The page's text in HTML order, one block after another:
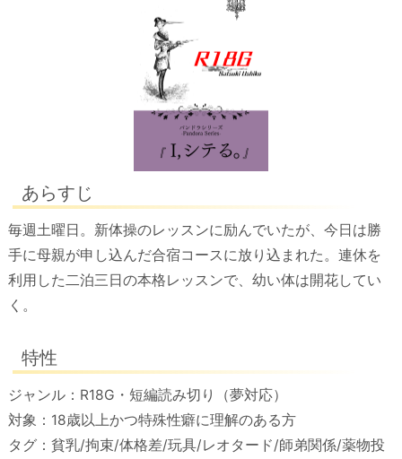
あらすじ
毎週土曜日。新体操のレッスンに励んでいたが、今日は勝
手に母親が申し込んだ合宿コースに放り込まれた。連休を
利用した二泊三日の本格レッスンで、幼い体は開花してい
く。
特性
ジャンル：R18G・短編読み切り（夢対応）
対象：18歳以上かつ特殊性癖に理解のある方
タグ：貧乳/拘束/体格差/玩具/レオタード/師弟関係/薬物投